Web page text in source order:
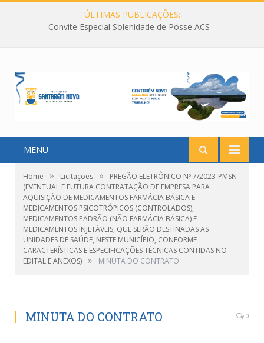
ÚLTIMAS PUBLICAÇÕES:
Convite Especial Solenidade de Posse ACS
MENU
Home » Licitações »
PREGÃO ELETRÔNICO Nº 7/2023-PMSN
(EVENTUAL E FUTURA CONTRATAÇÃO DE EMPRESA PARA
AQUISIÇÃO DE MEDICAMENTOS FARMÁCIA BÁSICA E
MEDICAMENTOS PSICOTRÓPICOS (CONTROLADOS),
MEDICAMENTOS PADRÃO (NÃO FARMÁCIA BÁSICA) E
MEDICAMENTOS INJETÁVEIS, QUE SERÃO DESTINADAS AS
UNIDADES DE SAÚDE, NESTE MUNICÍPIO, CONFORME
CARACTERÍSTICAS E ESPECIFICAÇÕES TÉCNICAS CONTIDAS NO
EDITAL E ANEXOS) » MINUTA DO CONTRATO
MINUTA DO CONTRATO 0